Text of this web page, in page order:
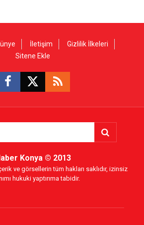
İletişim
Gizlilik İlkeleri
Sitene Ekle
Konya© 2013
ve görsellerin tüm hakları saklıdır, izinsiz
hukuki yaptırıma tabidir.